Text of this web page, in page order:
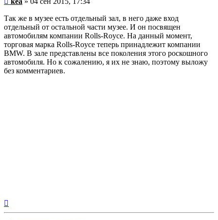
Так же в музее есть отдельный зал, в него даже вход
отдельный от остальной части музее. И он посвящен
автомобилям компании Rolls-Royce. На данный момент,
торговая марка Rolls-Royce теперь принадлежит компании
BMW. В зале представлены все поколения этого роскошного
автомобиля. Но к сожалению, я их не знаю, поэтому выложу
без комментариев.